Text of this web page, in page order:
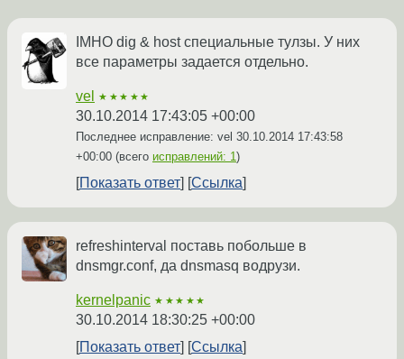
IMHO dig & host специальные тулзы. У них
все параметры задается отдельно.
vel ★★★★★
30.10.2014 17:43:05 +00:00
Последнее исправление: vel 30.10.2014 17:43:58
+00:00 (всего исправлений: 1)
Показать ответ Ссылка
refreshinterval поставь побольше в
dnsmgr.conf, да dnsmasq водрузи.
kernelpanic ★★★★★
30.10.2014 18:30:25 +00:00
Показать ответ
Ссылка